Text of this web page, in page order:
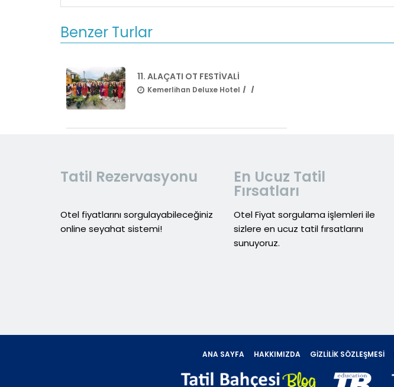
Benzer Turlar
11. ALAÇATI OT FESTIVALI
Kemerlihan Deluxe Hotel
Tatil Rezervasyonu
Otel fiyatlarını sorgulayabileceğiniz
online seyahat sistemi!
En Ucuz Tatil
Fırsatları
Otel Fiyat sorgulama işlemleri ile
sizlere en ucuz tatil fırsatlarını
sunuyoruz.
ANA SAYFA HAKKIMIZDA GIZLILIK SÖZLEŞMESI